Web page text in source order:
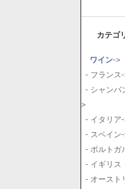
カテゴ
ワイン->
- フランス
- シャンパ
>
- イタリア
- スペイン
- ポルトガ
- イギリス
- オースト